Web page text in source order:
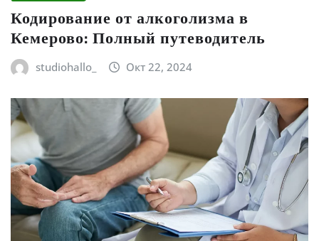
Кодирование от алкоголизма в
Кемерово: Полный путеводитель
studiohallo_ Окт 22, 2024